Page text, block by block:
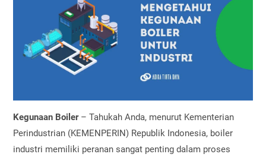
Kegunaan Boiler – Tahukah Anda, menurut Kementerian
Perindustrian (KEMENPERIN) Republik Indonesia, boiler
industri memiliki peranan sangat penting dalam proses